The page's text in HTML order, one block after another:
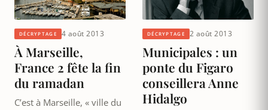
DÉCRYPTAGE 4 août 2013
À Marseille,
France 2 fête la fin
du ramadan
C’est à Marseille, « ville du
DÉCRYPTAGE 2 août 2013
Municipales : un
ponte du Figaro
conseillera Anne
Hidalgo